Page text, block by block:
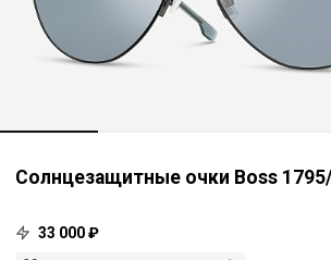
Солнцезащитные очки Boss
33 000 ₽